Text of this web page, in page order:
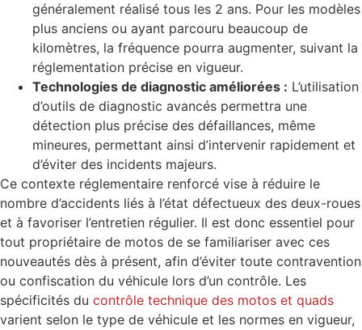
généralement réalisé tous les 2 ans. Pour les modèles
plus anciens ou ayant parcouru beaucoup de
kilomètres, la fréquence pourra augmenter, suivant la
réglementation précise en vigueur.
Technologies de diagnostic améliorées : L’utilisation
d’outils de diagnostic avancés permettra une
détection plus précise des défaillances, même
mineures, permettant ainsi d’intervenir rapidement et
d’éviter des incidents majeurs.
Ce contexte réglementaire renforcé vise à réduire le
nombre d’accidents liés à l’état défectueux des deux-roues
et à favoriser l’entretien régulier. Il est donc essentiel pour
tout propriétaire de motos de se familiariser avec ces
nouveautés dès à présent, afin d’éviter toute contravention
ou confiscation du véhicule lors d’un contrôle. Les
spécificités du contrôle technique des motos et quads
varient selon le type de véhicule et les normes en vigueur,